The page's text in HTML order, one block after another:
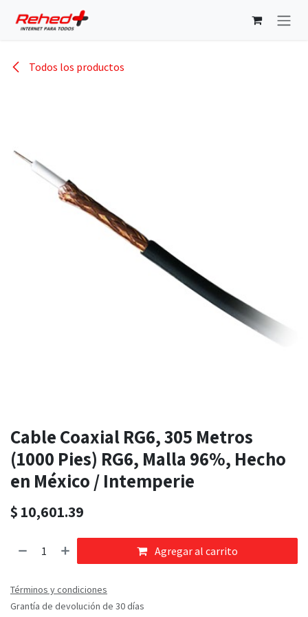
Todos los productos
Cable Coaxial RG6, 305 Metros
(1000 Pies) RG6, Malla 96%, Hecho
en México / Intemperie
$ 10,601.39
Agregar al carrito
Términos y condiciones
Grantía de devolución de 30 días